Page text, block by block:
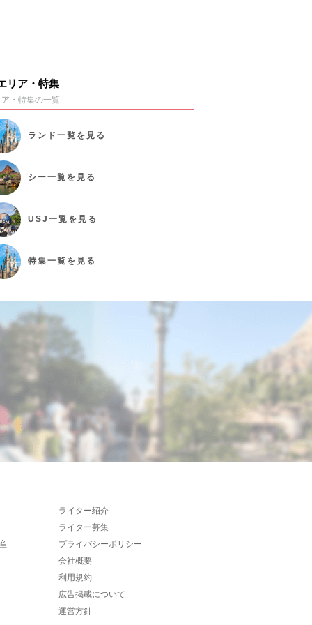
リア・特集
・特集の一覧
ランド 一覧を見る
シー一覧を見る
USJ 一覧を見る
特集一覧を見る
ライター紹介
ライター募集
プライバシーポリシー
会社概要
利用規約
広告掲載について
運営方針